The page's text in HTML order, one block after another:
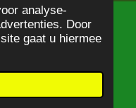
analyse-
Door
gaat u hiermee